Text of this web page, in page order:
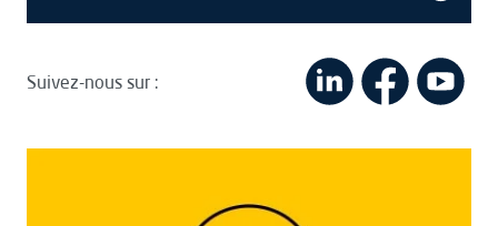
Suivez-nous sur :